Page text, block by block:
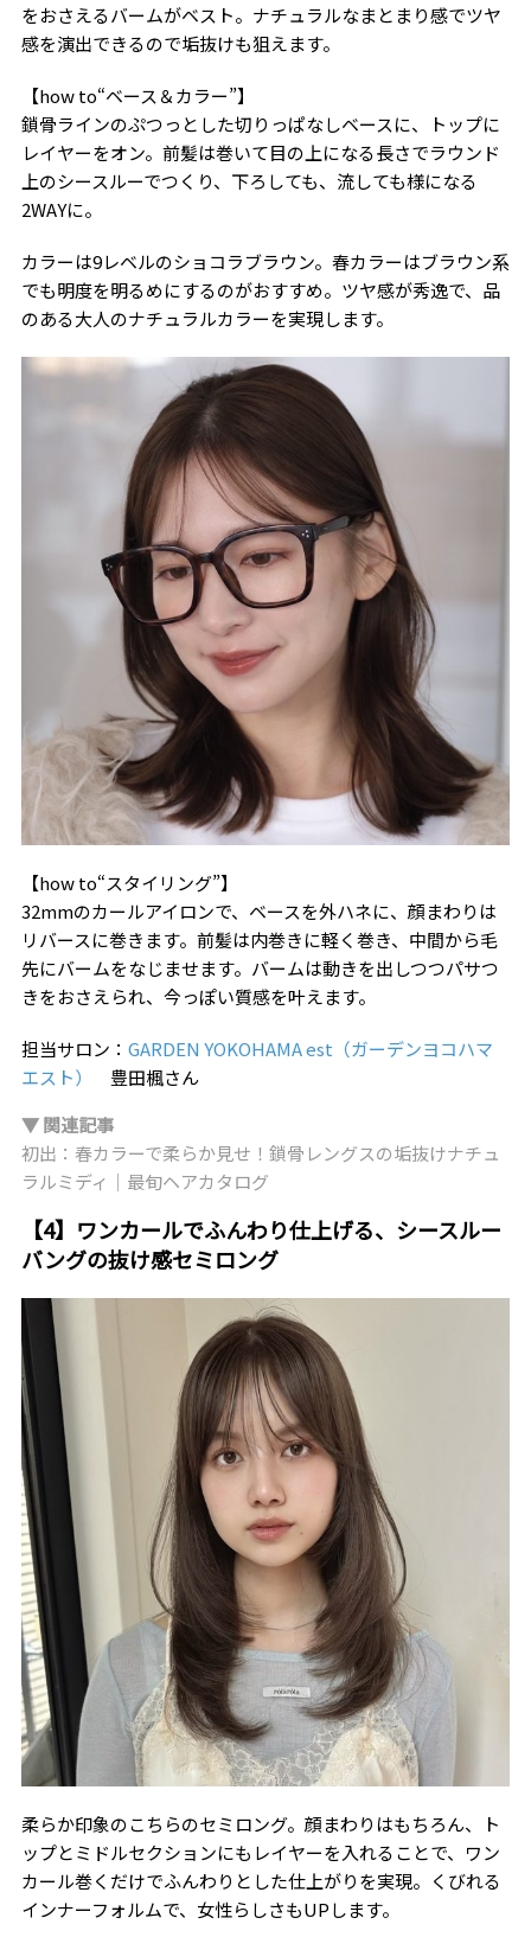
をおさえるバームがベスト。ナチュラルなまとまり感でツヤ
感を演出できるので垢抜けも狙えます。
【how to“ベース＆カラー”】
鎖骨ラインのぷつっとした切りっぱなしベースに、トップに
レイヤーをオン。前髪は巻いて目の上になる長さでラウンド
上のシースルーでつくり、下ろしても、流しても様になる
2WAYに。
カラーは9レベルのショコラブラウン。春カラーはブラウン系
でも明度を明るめにするのがおすすめ。ツヤ感が秀逸で、品
のある大人のナチュラルカラーを実現します。
【how to“スタイリング”】
32mmのカールアイロンで、ベースを外ハネに、顔まわりは
リバースに巻きます。前髪は内巻きに軽く巻き、中間から毛
先にバームをなじませます。バームは動きを出しつつパサつ
きをおさえられ、今っぽい質感を叶えます。
担当サロン： GARDEN YOKOHAMA est（ガーデンヨコハマ
エスト）
豊田楓さん
▼ 関連記事
初出：春カラーで柔らか見せ！鎖骨レングスの垢抜けナチュ
ラルミディ｜最旬ヘアカタログ
【4】ワンカールでふんわり仕上げる、シースルー
バングの抜け感セミロング
柔らか印象のこちらのセミロング。顔まわりはもちろん、ト
ップとミドルセクションにもレイヤーを入れることで、ワン
カール巻くだけでふんわりとした仕上がりを実現。くびれる
インナーフォルムで、女性らしさもUPします。